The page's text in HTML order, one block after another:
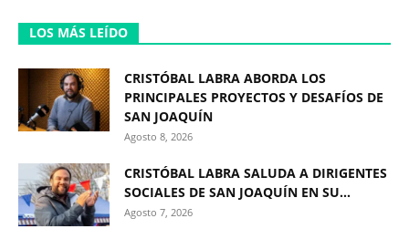
LOS MÁS LEÍDO
CRISTÓBAL LABRA ABORDA LOS
PRINCIPALES PROYECTOS Y DESAFÍOS DE
SAN JOAQUÍN
Agosto 8, 2026
CRISTÓBAL LABRA SALUDA A DIRIGENTES
SOCIALES DE SAN JOAQUÍN EN SU...
Agosto 7, 2026